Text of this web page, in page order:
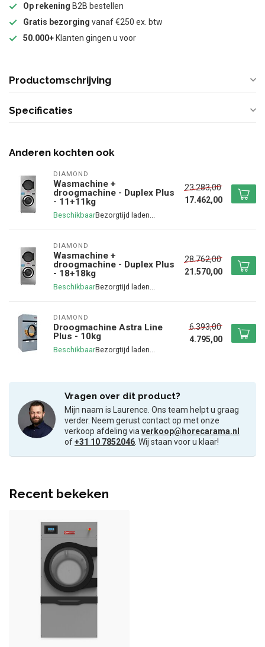
Op rekening B2B bestellen
Gratis bezorging vanaf €250 ex. btw
50.000+ Klanten gingen u voor
Productomschrijving
Specificaties
Anderen kochten ook
DIAMOND
Wasmachine +
droogmachine - Duplex Plus
- 11+11kg
Beschikbaar
23.283,00
17.462,00
DIAMOND
Wasmachine +
droogmachine - Duplex Plus
- 18+18kg
Beschikbaar
28.762,00
21.570,00
DIAMOND
Droogmachine Astra Line
Plus - 10kg
Beschikbaar
6.393,00
4.795,00
Vragen over dit product?
Mijn naam is Laurence. Ons team helpt u graag
verder. Neem gerust contact op met onze
verkoop afdeling viaverkoop@horecarama.nl
of+31 10 7852046. Wij staan voor u klaar!
Recent bekeken